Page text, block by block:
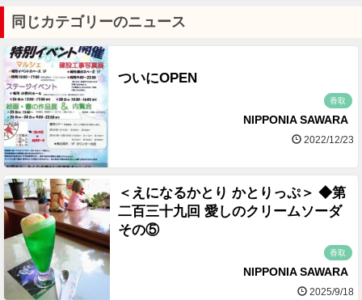
同じカテゴリーのニュース
ついにOPEN
香取
NIPPONIA SAWARA
2022/12/23
＜えになるかとり かとりっぷ＞ ◆第
二百三十九回 愛しのクリームソーダ
その⑤
香取
NIPPONIA SAWARA
2025/9/18